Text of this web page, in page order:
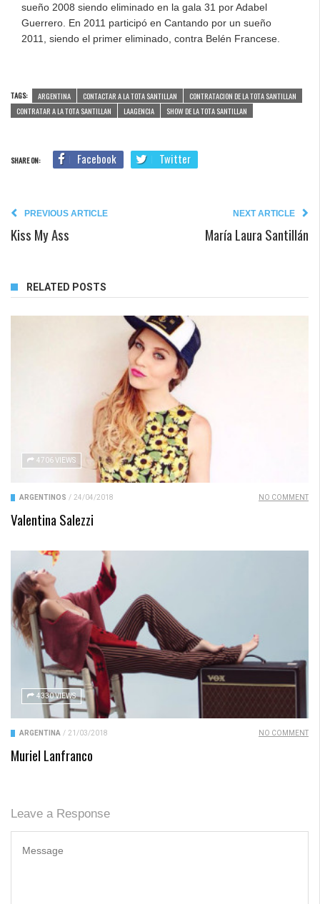
sueño 2008 siendo eliminado en la gala 31 por Adabel
Guerrero. En 2011 participó en Cantando por un sueño
2011, siendo el primer eliminado, contra Belén Francese.
TAGS: ARGENTINA CONTACTAR A LA TOTA SANTILLAN
CONTRATACION DE LA TOTA SANTILLAN
CONTRATAR A LA TOTA SANTILLAN
LAAGENCIA SHOW DE LA TOTA SANTILLAN
SHARE ON: Facebook Twitter
PREVIOUS ARTICLE
Kiss My Ass
NEXT ARTICLE
María Laura Santillán
RELATED POSTS
4706 VIEWS
ARGENTINOS / 24/04/2018 NO COMMENT
Valentina Salezzi
4330 VIEWS
ARGENTINA / 21/03/2018 NO COMMENT
Muriel Lanfranco
Leave a Response